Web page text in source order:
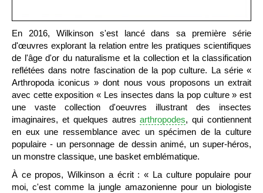
En 2016, Wilkinson s'est lancé dans sa première série
d'œuvres explorant la relation entre les pratiques scientifiques
de l'âge d'or du naturalisme et la collection et la classification
reflétées dans notre fascination de la pop culture. La série «
Arthropoda iconicus » dont nous vous proposons un extrait
avec cette exposition « Les insectes dans la pop culture » est
une vaste collection d'oeuvres illustrant des insectes
imaginaires, et quelques autresarthropodes, qui contiennent
en eux une ressemblance avec un spécimen de la culture
populaire - un personnage de dessin animé, un super-héros,
un monstre classique, une basket emblématique.
À ce propos, Wilkinson a écrit : « La culture populaire pour
moi, c'est comme la jungle amazonienne pour un biologiste